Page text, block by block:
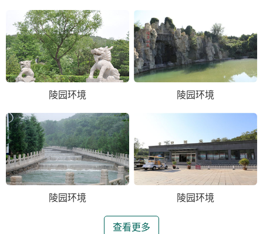
陵园环境 陵园环境
陵园环境 陵园环境
查看更多